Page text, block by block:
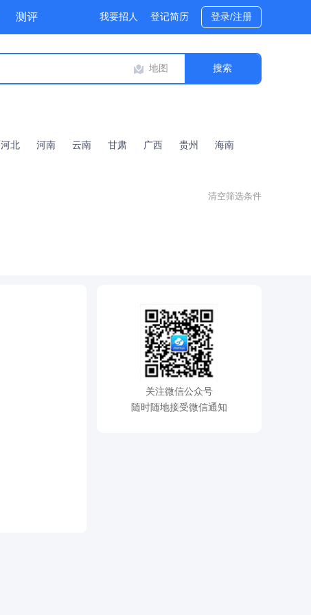
测评 我要招人 登记简历 登录/注册
地图
河北 河南 云南 甘肃 广西 贵州
海南
清空筛选条件
关注微信公众号
随时随地接受微信通知